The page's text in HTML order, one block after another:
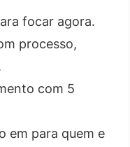
focar agora.
processo,
com 5
em para quem e